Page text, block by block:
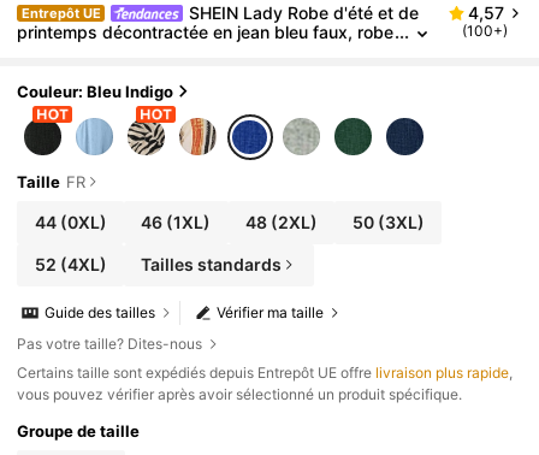
Entrepôt UE
SHEIN Lady Robe d'été et de
printemps décontractée en jean bleu faux, robe
d'été pour femme
4,57
(100+)
Couleur: Bleu Indigo
Taille FR
44(0XL) 46 (1XL) 48(2XL) 50(3XL)
52 (4XL) Tailles standards
Vérifier ma taille
Guide des tailles
Pas votre taille? Dites-nous
​Certains taille sont expédiés depuis Entrepôt UE offre livraison plus rapide,
vous pouvez vérifier après avoir sélectionné un produit spécifique.
Groupe de taille